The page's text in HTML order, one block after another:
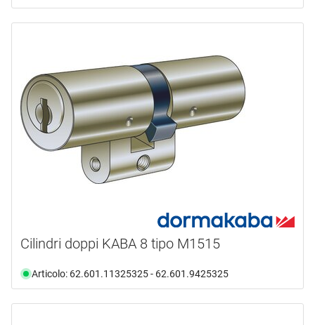
Cilindri doppi KABA 8 tipo M1515
Articolo: 62.601.11325325 - 62.601.9425325